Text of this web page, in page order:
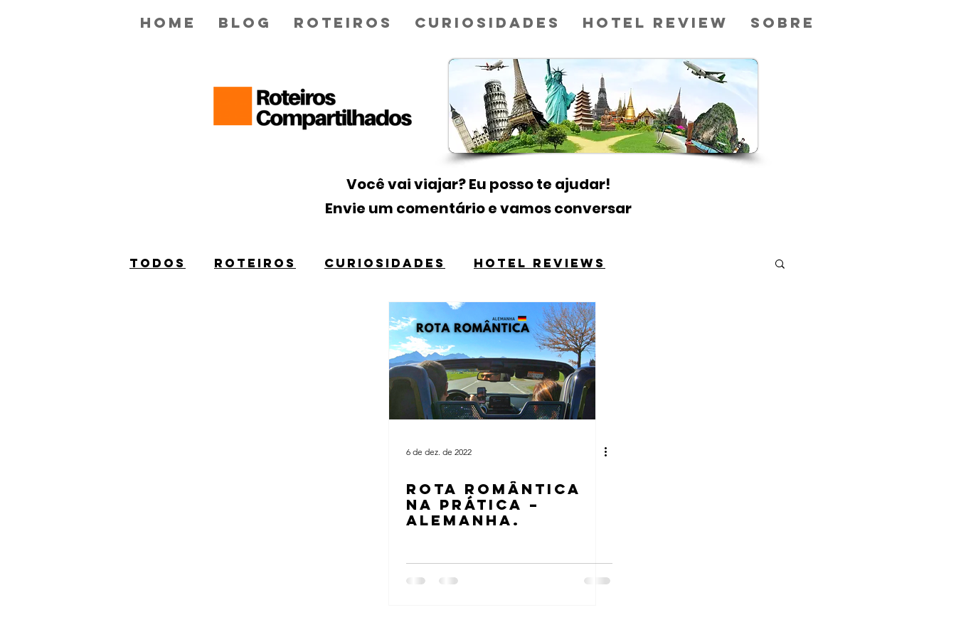
Home Blog Roteiros Curiosidades Hotel Review Sobre
Você vai viajar? Eu posso te ajudar!
Envie um comentário e vamos conversar
Título 1
Todos ROTEIROS CURIOSIDADES HOTEL REVIEWS
6 de dez. de 2022
Rota Romântica
na prática –
Alemanha.